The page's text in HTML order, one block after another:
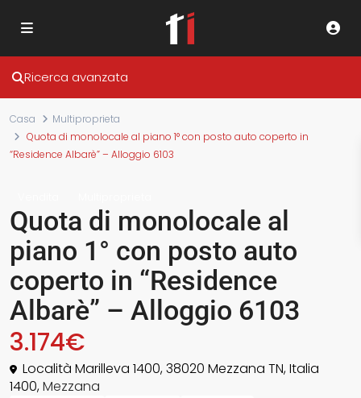
Ricerca avanzata
Casa
Multiproprieta
Quota di monolocale al piano 1° con posto auto coperto in
“Residence Albarè” – Alloggio 6103
Quota di monolocale al
piano 1° con posto auto
coperto in “Residence
Albarè” – Alloggio 6103
3.174€
Località Marilleva 1400, 38020 Mezzana TN, Italia
1400,Mezzana